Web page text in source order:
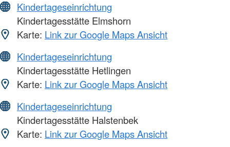
Kindertageseinrichtung
Kindertagesstätte Elmshorn
Karte: Link zur Google Maps Ansicht
Kindertageseinrichtung
Kindertagesstätte Hetlingen
Karte: Link zur Google Maps Ansicht
Kindertageseinrichtung
Kindertagesstätte Halstenbek
Karte: Link zur Google Maps Ansicht